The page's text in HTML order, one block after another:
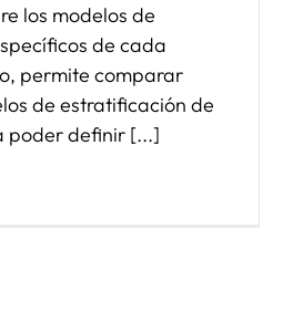
los modelos de
de cada
permite comparar
de estratificación de
poder definir [...]